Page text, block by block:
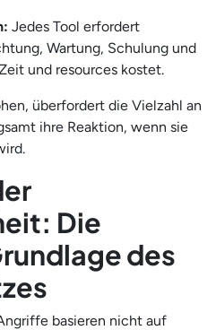
Jedes Tool erfordert
Wartung, Schulung und
und resources kostet.
überfordert die Vielzahl an
ihre Reaktion, wenn sie
Die
des
basieren nicht auf